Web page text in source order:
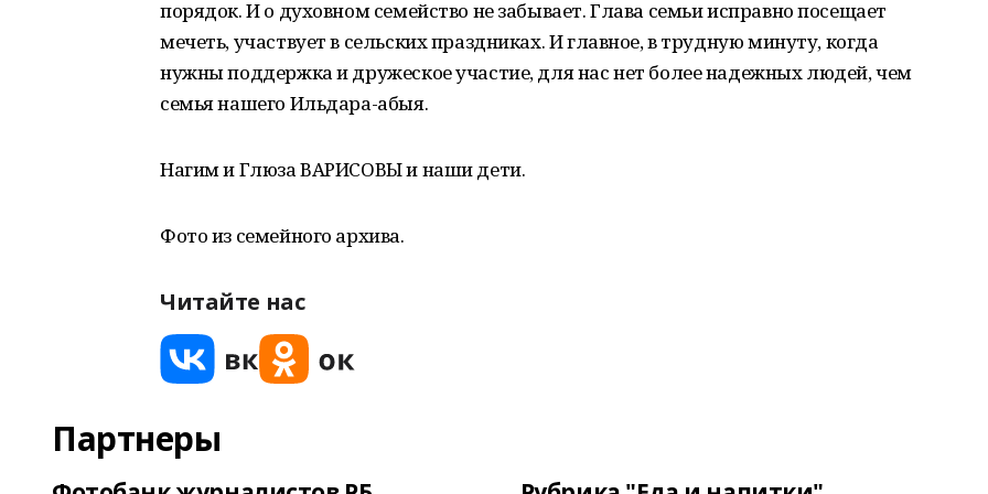
порядок. И о духовном семейство не забывает. Глава семьи исправно посещает
мечеть, участвует в сельских праздниках. И главное, в трудную минуту, когда
нужны поддержка и дружеское участие, для нас нет более надежных людей, чем
семья нашего Ильдара-абыя.
Нагим и Глюза ВАРИСОВЫ и наши дети.
Фото из семейного архива.
Читайте нас
Партнеры